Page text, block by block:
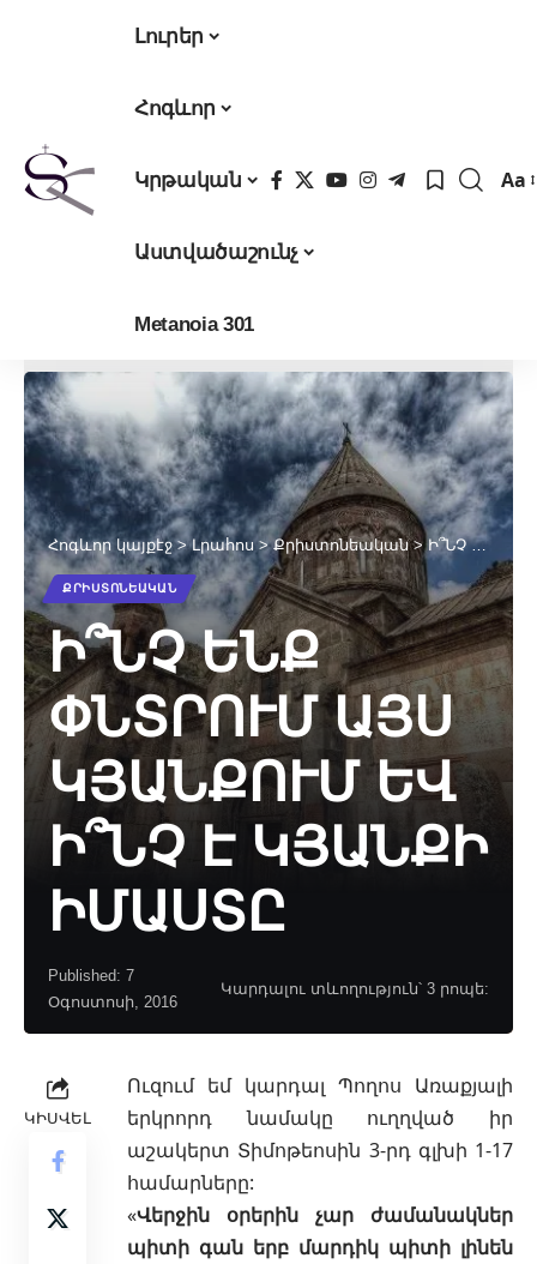
Լուրեր
Հոգևոր
Կրթական
Աստվածաշունչ
Metanoia 301
Aa
Հոգևոր կայքէջ>Լրահոս>Քրիստոնեական>Ի՞ՆՉ ԵՆՔ ՓՆՏՐՈՒՄ ԱՅՍ ԿՅԱՆՔՈՒՄ ԵՎ Ի՞ՆՉ Է ԿՅԱՆՔԻ ԻՄԱՍՏԸ
ՔՐԻՍՏՈՆԵԱԿԱՆ
Ի՞ՆՉ ԵՆՔ
ՓՆՏՐՈՒՄ ԱՅՍ
ԿՅԱՆՔՈՒՄ ԵՎ
Ի՞ՆՉ Է ԿՅԱՆՔԻ
ԻՄԱՍՏԸ
Published: 7
Օգոստոսի, 2016
Կարդալու տևողություն՝ 3 րոպե:
ԿԻՍՎԵԼ
Ուզում եմ կարդալ Պողոս Առաքյալի
երկրորդ նամակը ուղղված իր
աշակերտ Տիմոթեոսին 3-րդ գլխի 1-17
համարները:
«Վերջին օրերին չար ժամանակներ
պիտի գան երբ մարդիկ պիտի լինեն